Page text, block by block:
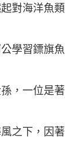
對海洋魚類
學習鏢旗魚
，一位是著
之下，因著